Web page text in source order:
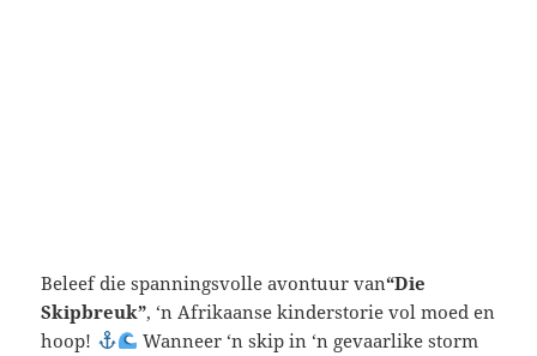
Beleef die spanningsvolle avontuur van“Die
Skipbreuk”, ‘n Afrikaanse kinderstorie vol moed en
hoop!
Wanneer ‘n skip in ‘n gevaarlike storm